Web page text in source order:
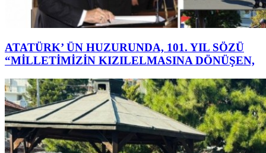
ATATÜRK’ ÜN HUZURUNDA, 101. YIL SÖZÜ
“MİLLETİMİZİN KIZILELMASINA DÖNÜŞEN,